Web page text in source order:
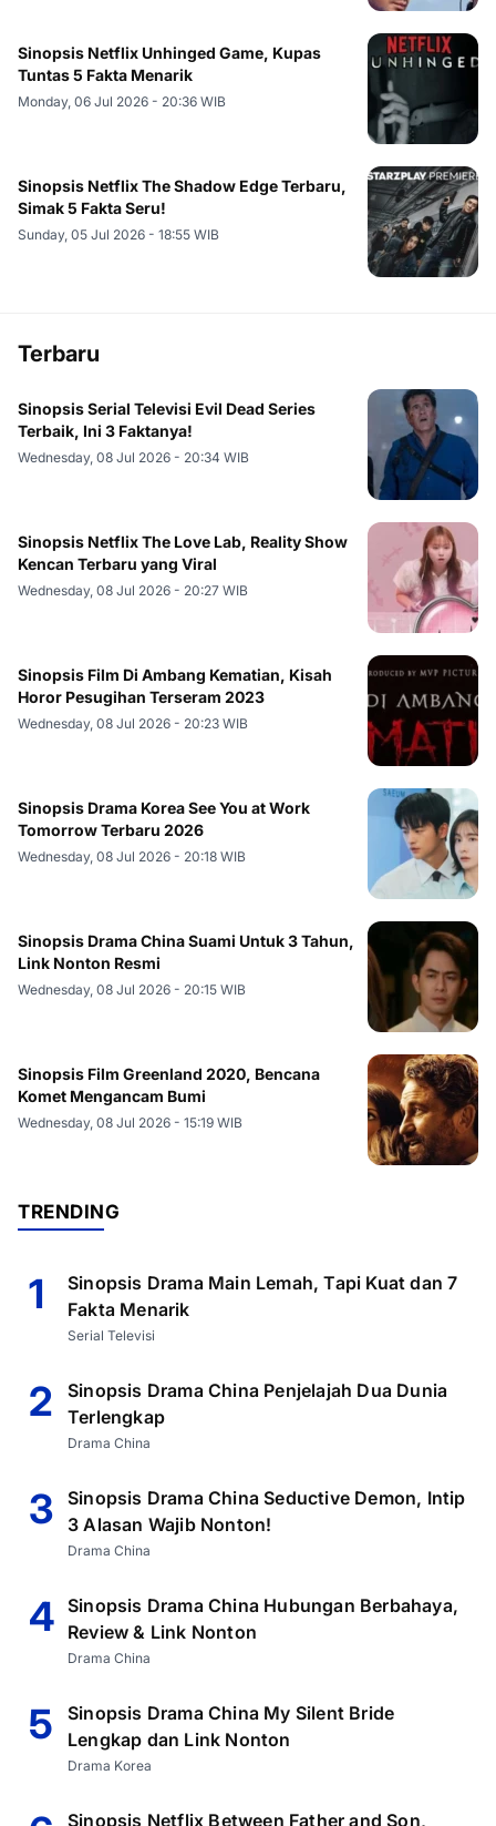
Sinopsis Netflix Unhinged Game, Kupas
Tuntas 5 Fakta Menarik
Monday, 06 Jul 2026 - 20:36 WIB
Sinopsis Netflix The Shadow Edge Terbaru,
Simak 5 Fakta Seru!
Sunday, 05 Jul 2026 - 18:55 WIB
Terbaru
Sinopsis Serial Televisi Evil Dead Series
Terbaik, Ini 3 Faktanya!
Wednesday, 08 Jul 2026 - 20:34 WIB
Sinopsis Netflix The Love Lab, Reality Show
Kencan Terbaru yang Viral
Wednesday, 08 Jul 2026 - 20:27 WIB
Sinopsis Film Di Ambang Kematian, Kisah
Horor Pesugihan Terseram 2023
Wednesday, 08 Jul 2026 - 20:23 WIB
Sinopsis Drama Korea See You at Work
Tomorrow Terbaru 2026
Wednesday, 08 Jul 2026 - 20:18 WIB
Sinopsis Drama China Suami Untuk 3 Tahun,
Link Nonton Resmi
Wednesday, 08 Jul 2026 - 20:15 WIB
Sinopsis Film Greenland 2020, Bencana
Komet Mengancam Bumi
Wednesday, 08 Jul 2026 - 15:19 WIB
TRENDING
1
Sinopsis Drama Main Lemah, Tapi Kuat dan 7
Fakta Menarik
Serial Televisi
2
Sinopsis Drama China Penjelajah Dua Dunia
Terlengkap
Drama China
3
Sinopsis Drama China Seductive Demon, Intip
3 Alasan Wajib Nonton!
Drama China
4 Sinopsis Drama China Hubungan Berbahaya,
Review & Link Nonton
Drama China
5
Sinopsis Drama China My Silent Bride
Lengkap dan Link Nonton
Drama Korea
Sinopsis Netflix Between Father and Son,